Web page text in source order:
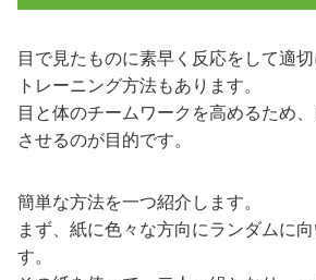
目で見たものに素早く反応をして適
トレーニング方法もあります。
目と体のチームワークを高めるため
させるのが目的です。
簡単な方法を一つ紹介します。
まず、紙に色々な方向にランダムに
す。